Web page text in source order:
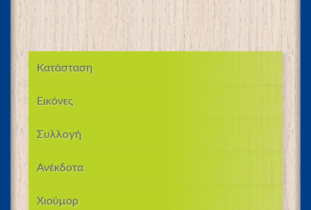
Κατάσταση
Εικόνες
Συλλογή
Ανέκδοτα
Χιούμορ